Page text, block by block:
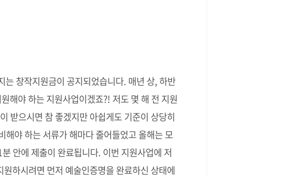
창작지원금이 공지되었습니다. 매년 상, 하반
해야 하는 지원사업이겠죠?! 저도 몇 해 전 지원
받으시면 참 좋겠지만 아쉽게도 기준이 상당히
야 하는 서류가 해마다 줄어들었고 올해는 모
안에 제출이 완료됩니다. 이번 지원사업에 저
하시려면 먼저 예술인증명을 완료하신 상태에